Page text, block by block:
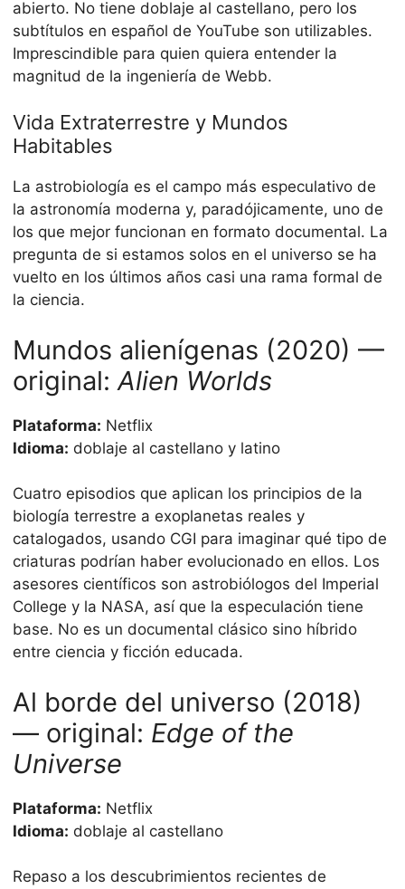
abierto. No tiene doblaje al castellano, pero los
subtítulos en español de YouTube son utilizables.
Imprescindible para quien quiera entender la
magnitud de la ingeniería de Webb.
Vida Extraterrestre y Mundos
Habitables
La astrobiología es el campo más especulativo de
la astronomía moderna y, paradójicamente, uno de
los que mejor funcionan en formato documental. La
pregunta de si estamos solos en el universo se ha
vuelto en los últimos años casi una rama formal de
la ciencia.
Mundos alienígenas (2020) —
original: Alien Worlds
Plataforma: Netflix
Idioma: doblaje al castellano y latino
Cuatro episodios que aplican los principios de la
biología terrestre a exoplanetas reales y
catalogados, usando CGI para imaginar qué tipo de
criaturas podrían haber evolucionado en ellos. Los
asesores científicos son astrobiólogos del Imperial
College y la NASA, así que la especulación tiene
base. No es un documental clásico sino híbrido
entre ciencia y ficción educada.
Al borde del universo (2018)
— original: Edge of the
Universe
Plataforma: Netflix
Idioma: doblaje al castellano
Repaso a los descubrimientos recientes de